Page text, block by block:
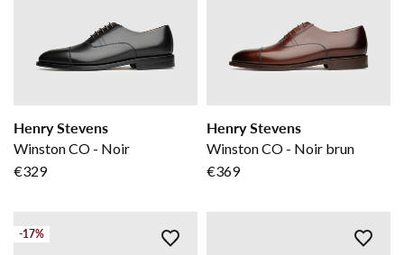
Henry Stevens
Winston CO - Noir
€329
Henry Stevens
Winston CO - Noir brun
€369
-17%